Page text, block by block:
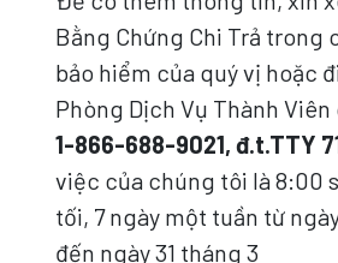
Bằng Chứng Chi Trả trong
bảo hiểm của quý vị hoặc
Phòng Dịch Vụ Thành
1-866-688-9021, đ.t.TTY
việc của chúng tôi là 8:00
tối, 7 ngày một tuần từ
đến ngày 31 tháng 3